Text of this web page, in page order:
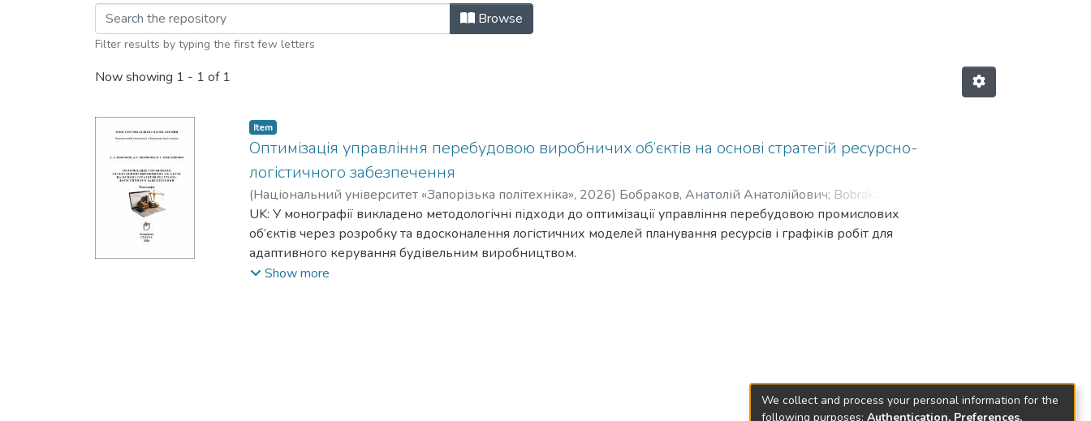
Browsing Монографії кафедри БВ та УП by Title
Browse
Filter results by typing the first few letters
Now showing 1 - 1 of 1
Item
Оптимізація управління перебудовою виробничих об’єктів на основі стратегій ресурсно-
логістичного забезпечення
(Національний університет «Запорізька політехніка», 2026) Бобраков, Анатолій Анатолійович; Bobrakov,
Anatolii;Іваненко, Дмитро Сергійович;Ivanenko, Dmytro ;Омельченко, Ольга Станіславівна;Omelchenko, Olga
UK: У монографії викладено методологічні підходи до оптимізації управління перебудовою промислових
об’єктів через розробку та вдосконалення логістичних моделей планування ресурсів і графіків робіт для
адаптивного керування будівельним виробництвом.
EN: The monograph outlines methodological approaches to optimizing the management of the reconstruction of
Show more
We collect and process your personal information for the
following purposes: Authentication, Preferences,